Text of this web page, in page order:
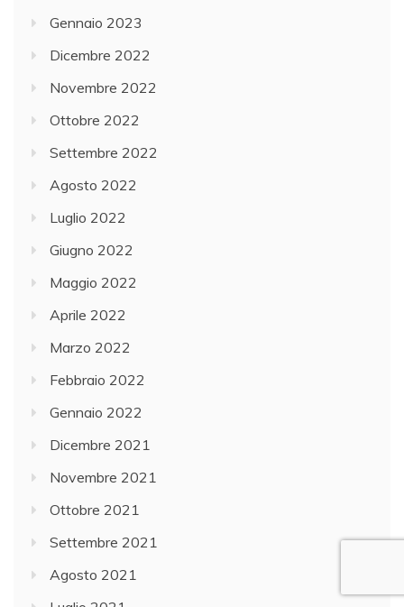
Gennaio 2023
Dicembre 2022
Novembre 2022
Ottobre 2022
Settembre 2022
Agosto 2022
Luglio 2022
Giugno 2022
Maggio 2022
Aprile 2022
Marzo 2022
Febbraio 2022
Gennaio 2022
Dicembre 2021
Novembre 2021
Ottobre 2021
Settembre 2021
Agosto 2021